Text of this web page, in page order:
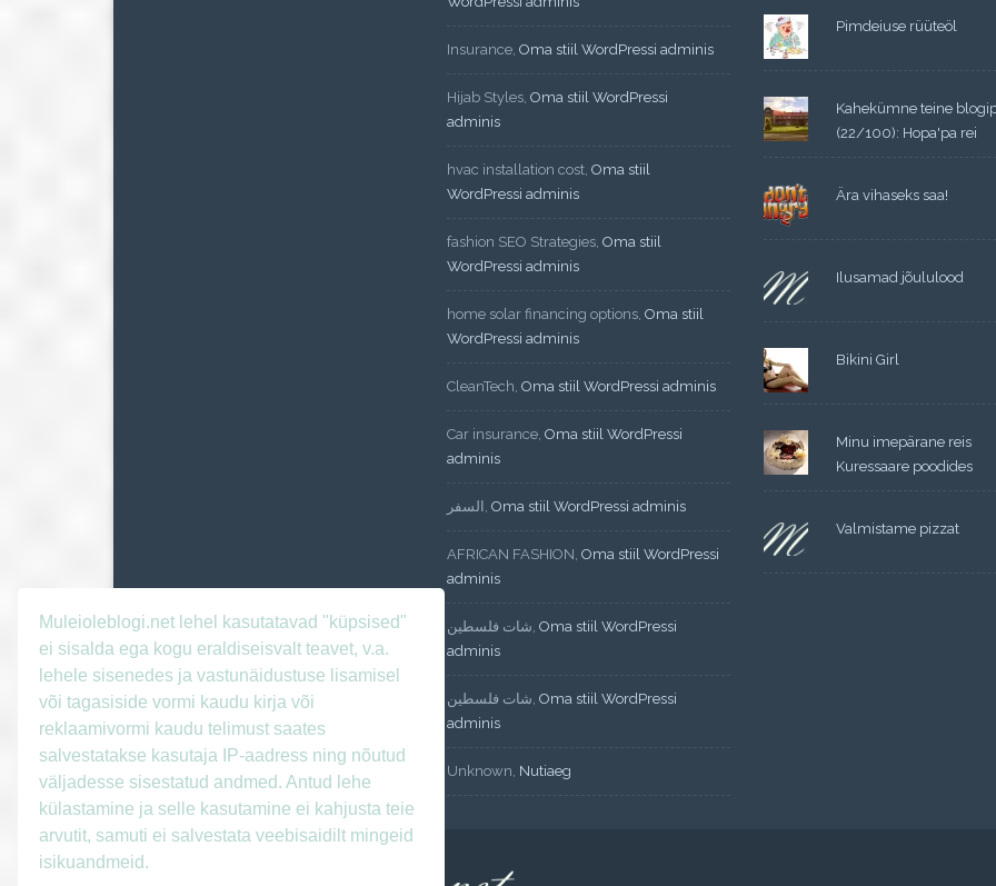
Insurance Oma stiil WordPressi adminis
Hijab Styles Oma stiil WordPressi
adminis
hvac installation cost Oma stiil
WordPressi adminis
fashion SEO Strategies Oma stiil
WordPressi adminis
home solar financing options Oma stiil
WordPressi adminis
CleanTech Oma stiil WordPressi adminis
Car insurance Oma stiil WordPressi
adminis
السفر Oma stiil WordPressi adminis
AFRICAN FASHION Oma stiil WordPressi
adminis
شات فلسطين Oma stiil WordPressi
adminis
شات فلسطين Oma stiil WordPressi
adminis
Unknown Nutiaeg
Pimdeiuse rüüteöl
Kahekümne teine
(22/100): Hopa'pa rei
Ära vihaseks saa!
Ilusamad jõululood
Bikini Girl
Minu imepärane reis
Kuressaare poodides
Valmistame pizzat
Muleioleblogi.net lehel kasutatavad "küpsised"
ei sisalda ega kogu eraldiseisvalt teavet, v.a.
lehele sisenedes ja vastunäidustuse lisamisel
või tagasiside vormi kaudu kirja või
reklaamivormi kaudu telimust saates
salvestatakse kasutaja IP-aadress ning nõutud
väljadesse sisestatud andmed. Antud lehe
külastamine ja selle kasutamine ei kahjusta teie
arvutit, samuti ei salvestata veebisaidilt mingeid
isikuandmeid.